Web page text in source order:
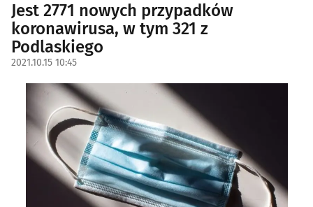
Jest 2771 nowych przypadków
koronawirusa, w tym 321 z
Podlaskiego
2021.10.15 10:45